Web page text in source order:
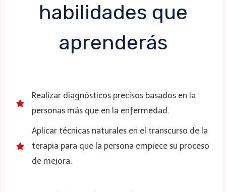
habilidades que
aprenderás
Realizar diagnósticos precisos basados en la
personas más que en la enfermedad.
Aplicar técnicas naturales en el transcurso de la
terapia para que la persona empiece su proceso
de mejora.